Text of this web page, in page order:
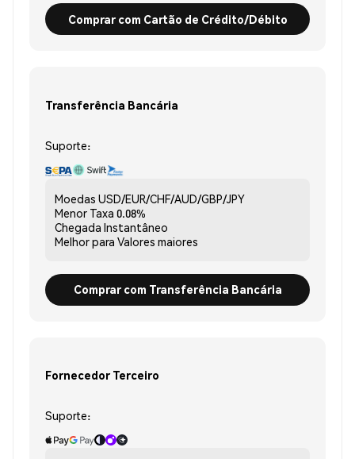
Comprar com Cartão de Crédito/Débito
Transferência Bancária
Suporte:
Moedas USD/EUR/CHF/AUD/GBP/JPY
Menor Taxa 0.08%
Chegada Instantâneo
Melhor para Valores maiores
Comprar com Transferência Bancária
Fornecedor Terceiro
Suporte: